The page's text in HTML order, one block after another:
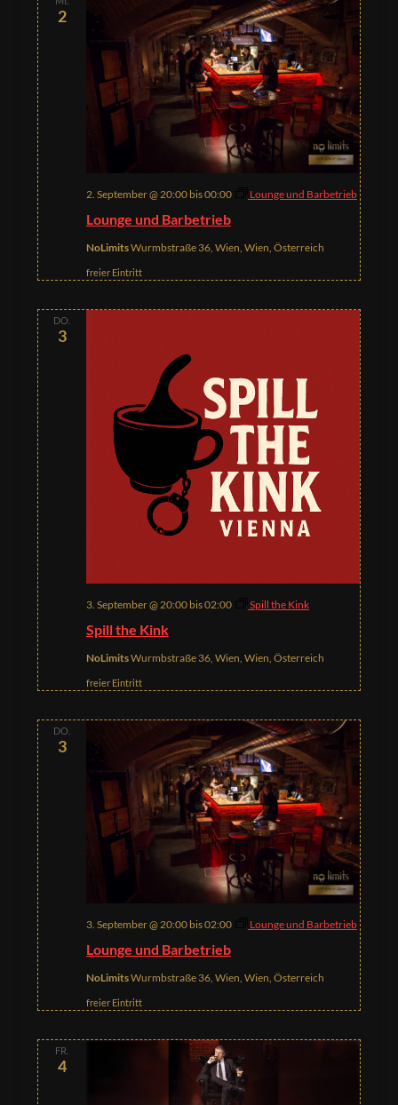
2
Lounge und Barbetrieb
2. September @ 20:00bis00:00 Lounge und Barbetrieb
NoLimitsWurmbstraße 36, Wien, Wien, Österreich
freier Eintritt
DO.
3
Spill the Kink
3. September @ 20:00bis02:00 Spill the Kink
NoLimitsWurmbstraße 36, Wien, Wien, Österreich
freier Eintritt
DO.
3
Lounge und Barbetrieb
3. September @ 20:00bis02:00 Lounge und Barbetrieb
NoLimitsWurmbstraße 36, Wien, Wien, Österreich
freier Eintritt
FR.
4